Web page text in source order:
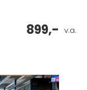
v.a.
899,-